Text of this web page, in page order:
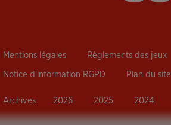
Mentions légales Règlements des jeux
Notice d’information RGPD Plan du site
Archives 2026 2025 2024